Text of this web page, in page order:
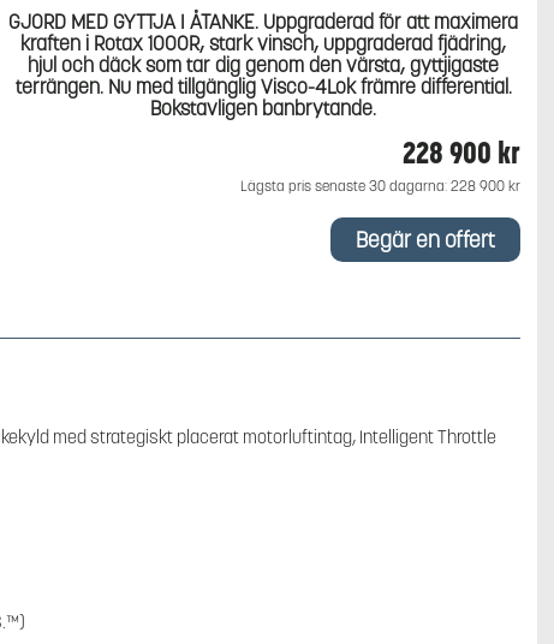
GJORD MED GYTTJA I ÅTANKE. Uppgraderad för att maximera
kraften i Rotax 1000R, stark vinsch, uppgraderad fjädring,
hjul och däck som tar dig genom den värsta, gyttjigaste
terrängen. Nu med tillgänglig Visco-4Lok främre differential.
Bokstavligen banbrytande.
228 900 kr
Lägsta pris senaste 30 dagarna: 228 900 kr
Begär en offert
med strategiskt placerat motorluftintag, Intelligent Throttle